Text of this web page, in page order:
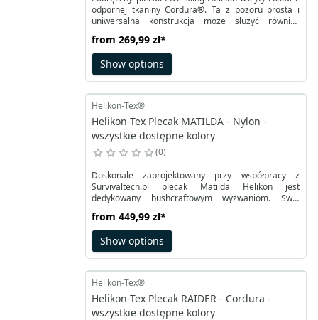
odpornej tkaniny Cordura®. Ta z pozoru prosta i
uniwersalna konstrukcja może służyć również
znajduje się tuż przy plecach. Pozwala ona na szybki
dostęp dzięki niezawodnym zamkom i uchwytowi z
hypalonu.
from 269,99 zł*
Show options
Helikon-Tex®
Helikon-Tex Plecak MATILDA - Nylon -
wszystkie dostępne kolory
0
Doskonale zaprojektowany przy współpracy z
Survivaltech.pl plecak Matilda Helikon jest
dedykowany bushcraftowym wyzwaniom. Swój
Połączenie tkaniny Cordura® 500D jako
wzmocnienie oraz nylonu 210D pozwoliło na
uzyskanie optymalnej wagi i wytrzymałości.
Przenoszenie umożliwia trwały uchwyt u góry,
piersiowy.
from 449,99 zł*
Show options
Helikon-Tex®
Helikon-Tex Plecak RAIDER - Cordura -
wszystkie dostępne kolory